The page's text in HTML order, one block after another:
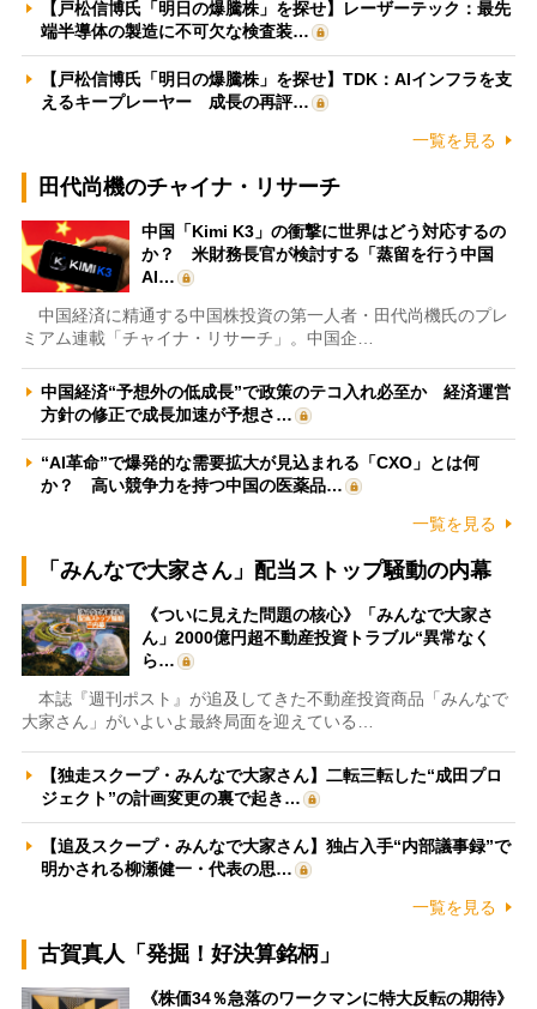
【戸松信博氏「明日の爆騰株」を探せ】レーザーテック：最先
端半導体の製造に不可欠な検査装…
【戸松信博氏「明日の爆騰株」を探せ】TDK：AIインフラを支
えるキープレーヤー 成長の再評…
一覧を見る
田代尚機のチャイナ・リサーチ
中国「Kimi K3」の衝撃に世界はどう対応するの
か？ 米財務長官が検討する「蒸留を行う中国
AI…
中国経済に精通する中国株投資の第一人者・田代尚機氏のプレ
ミアム連載「チャイナ・リサーチ」。中国企…
中国経済“予想外の低成長”で政策のテコ入れ必至か 経済運営
方針の修正で成長加速が予想さ…
“AI革命”で爆発的な需要拡大が見込まれる「CXO」とは何
か？ 高い競争力を持つ中国の医薬品…
一覧を見る
「みんなで大家さん」配当ストップ騒動の内幕
《ついに見えた問題の核心》「みんなで大家さ
ん」2000億円超不動産投資トラブル“異常なく
ら…
本誌『週刊ポスト』が追及してきた不動産投資商品「みんなで
大家さん」がいよいよ最終局面を迎えている…
【独走スクープ・みんなで大家さん】二転三転した“成田プロ
ジェクト”の計画変更の裏で起き…
【追及スクープ・みんなで大家さん】独占入手“内部議事録”で
明かされる柳瀬健一・代表の思…
一覧を見る
古賀真人「発掘！好決算銘柄」
《株価34％急落のワークマンに特大反転の期待》